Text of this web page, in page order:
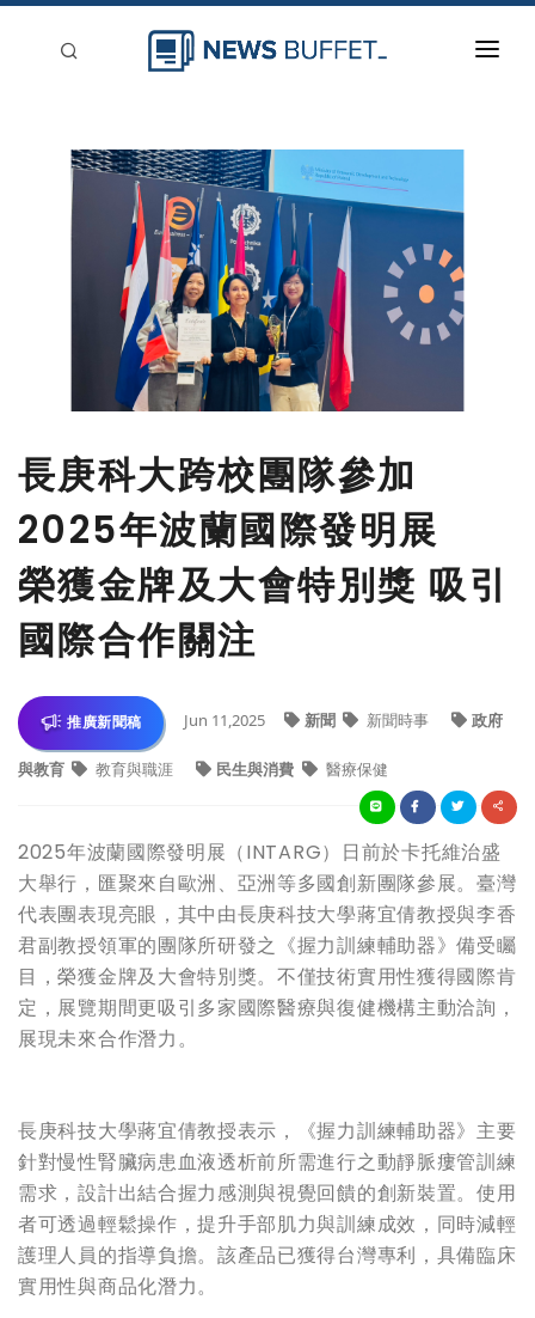
新聞稿分類
長庚科大跨校團隊參加
2025年波蘭國際發明展
榮獲金牌及大會特別獎 吸引
國際合作關注
推廣新聞稿 Jun 11,2025 新聞 新聞時事 政府
與教育 教育與職涯 民生與消費 醫療保健
2025年波蘭國際發明展（INTARG）日前於卡托維治盛
大舉行，匯聚來自歐洲、亞洲等多國創新團隊參展。臺灣
代表團表現亮眼，其中由長庚科技大學蔣宜倩教授與李香
君副教授領軍的團隊所研發之《握力訓練輔助器》備受矚
目，榮獲金牌及大會特別獎。不僅技術實用性獲得國際肯
定，展覽期間更吸引多家國際醫療與復健機構主動洽詢，
展現未來合作潛力。
長庚科技大學蔣宜倩教授表示，《握力訓練輔助器》主要
針對慢性腎臟病患血液透析前所需進行之動靜脈瘻管訓練
需求，設計出結合握力感測與視覺回饋的創新裝置。使用
者可透過輕鬆操作，提升手部肌力與訓練成效，同時減輕
護理人員的指導負擔。該產品已獲得台灣專利，具備臨床
實用性與商品化潛力。